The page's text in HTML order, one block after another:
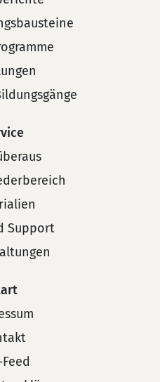
Support
Feed